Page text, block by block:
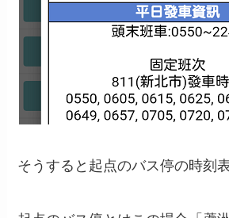
そうすると起点のバス停の時刻